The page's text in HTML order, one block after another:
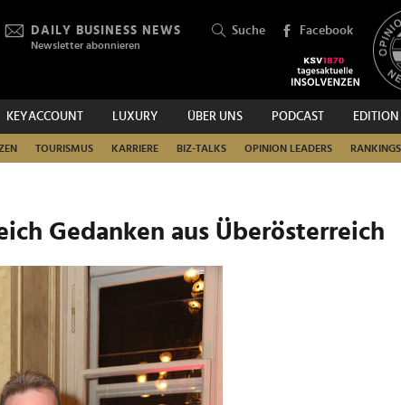
DAILY BUSINESS NEWS
Newsletter abonnieren
Suche Facebook
KEYACCOUNT LUXURY ÜBER UNS PODCAST EDITION
TOURISMUS KARRIERE BIZ-TALKS OPINION LEADERS RANKINGS
SUCHEN
Gedanken aus Überösterreich